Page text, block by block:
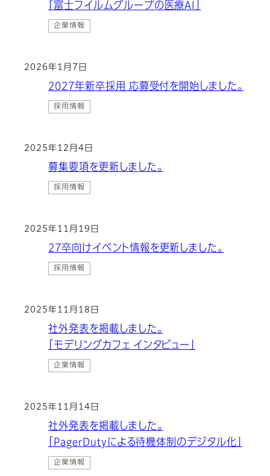
「富士フイルムグループの医療AI」
企業情報
2026年1月7日
2027年新卒採用 応募受付を開始しました。
採用情報
2025年12月4日
募集要項を更新しました。
採用情報
2025年11月19日
27卒向けイベント情報を更新しました。
採用情報
2025年11月18日
社外発表を掲載しました。
「モデリングカフェ インタビュー」
企業情報
2025年11月14日
社外発表を掲載しました。
「PagerDutyによる待機体制のデジタル化」
企業情報